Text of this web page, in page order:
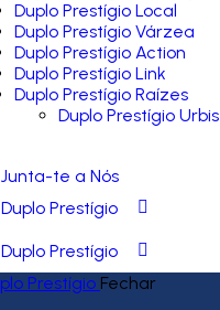
Duplo Prestígio Local
Duplo Prestígio Várzea
Duplo Prestígio Action
Duplo Prestígio Link
Duplo Prestígio Raízes
Duplo Prestígio Urbis
Junta-te a Nós
Fechar